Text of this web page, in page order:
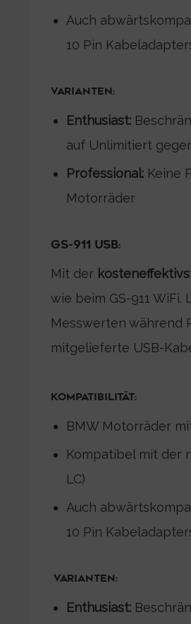
Auch
10 Pin
VARIANTEN:
Enthusiast:
auf Unlimitiert
Professional: Keine
Motorräder
GS-911 USB:
Mit der
wie beim GS-911
Messwerten während
mitgelieferte USB-
KOMPATIBILITÄT:
BMW Motorräder
Kompatibel mit der
LC)
Auch
10 Pin
VARIANTEN:
Enthusiast: